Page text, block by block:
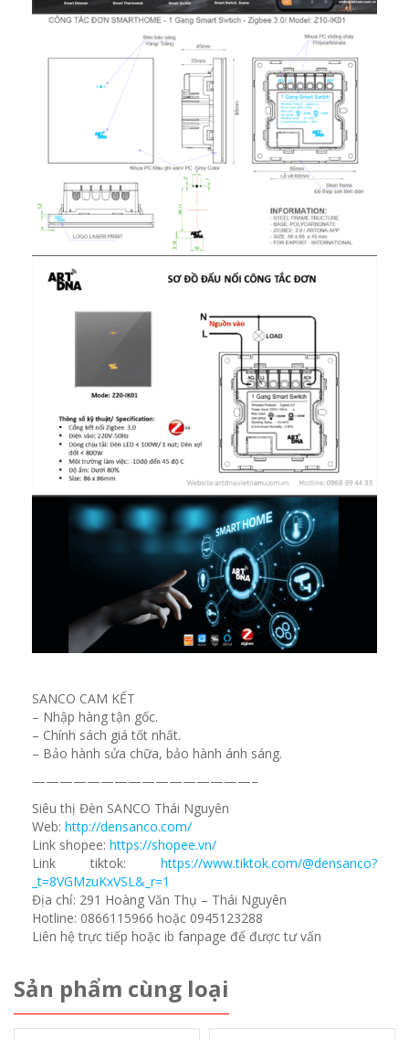
SANCO CAM KẾT
– Nhập hàng tận gốc.
– Chính sách giá tốt nhất.
– Bảo hành sửa chữa, bảo hành ánh sáng.
————————————————–
Siêu thị Đèn SANCO Thái Nguyên
Web: http://densanco.com/
Link shopee: https://shopee.vn/
Link tiktok: https://www.tiktok.com/@densanco?
_t=8VGMzuKxVSL&_r=1
Địa chỉ: 291 Hoàng Văn Thụ – Thái Nguyên
Hotline: 0866115966 hoặc 0945123288
Liên hệ trực tiếp hoặc ib fanpage để được tư vấn
Sản phẩm cùng loại